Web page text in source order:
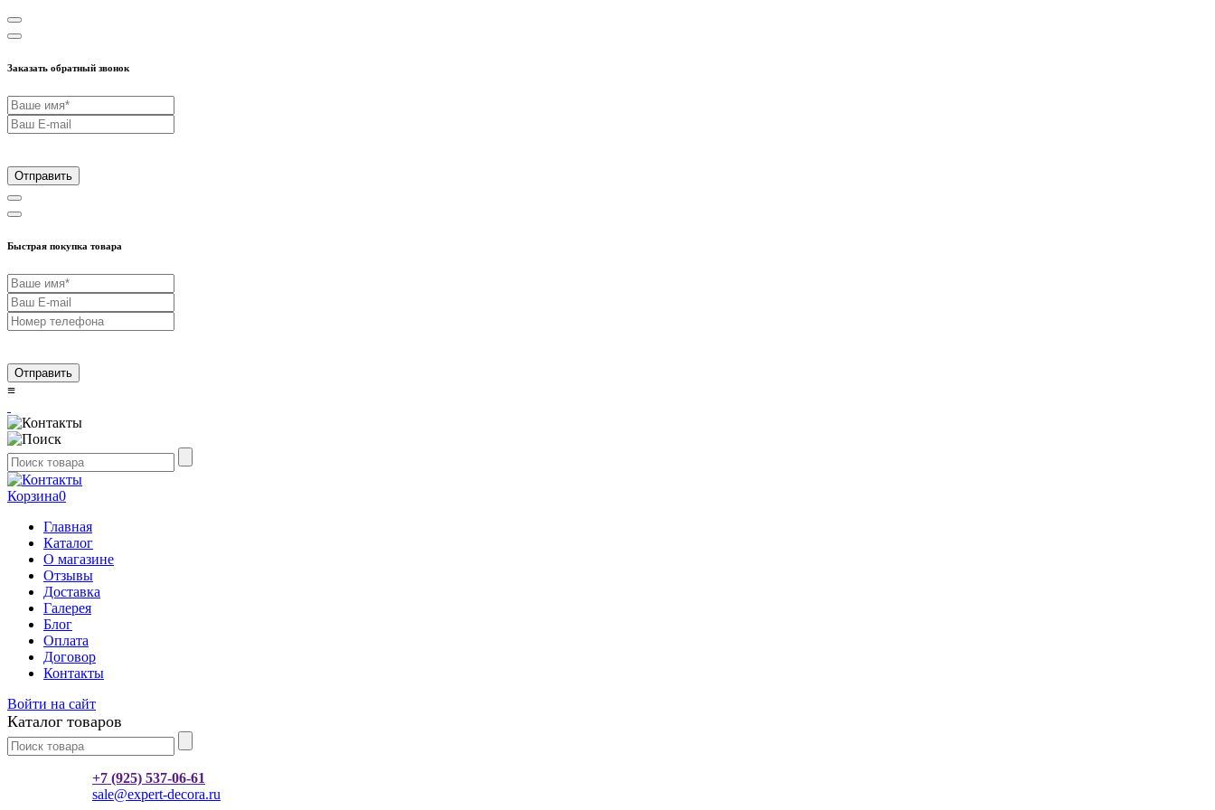
Заказать обратный звонок
Отправить
Быстрая покупка товара
Отправить
≡
Корзина0
Главная
Каталог
О магазине
Отзывы
Доставка
Галерея
Блог
Оплата
Договор
Контакты
Войти на сайт
Каталог товаров
+7 (925) 537-06-61
sale@expert-decora.ru